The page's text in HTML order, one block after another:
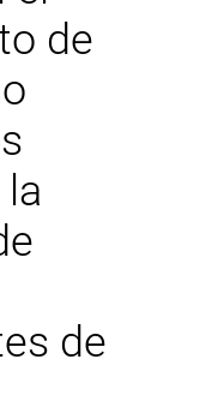
de
de